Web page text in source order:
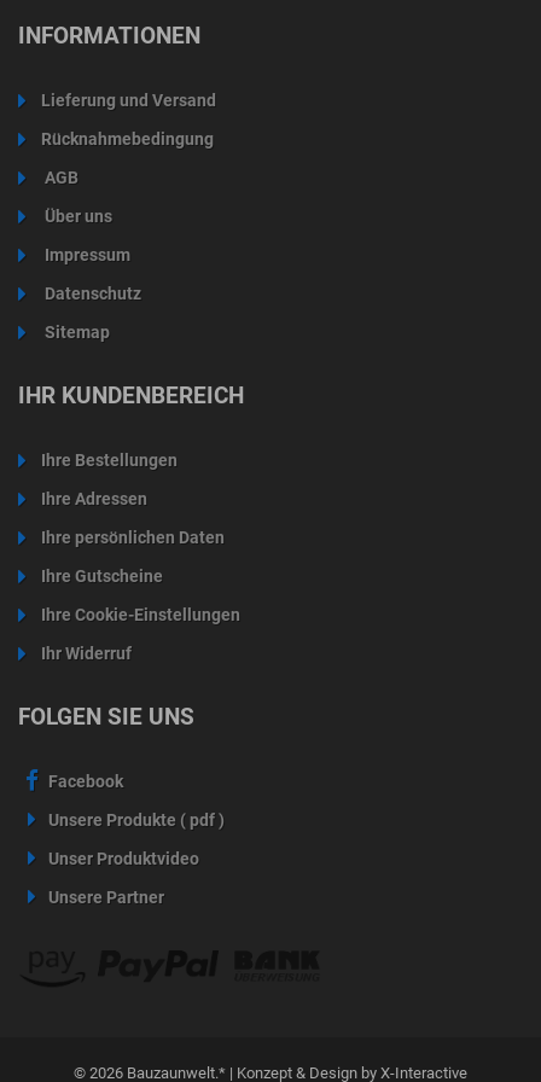
INFORMATIONEN
Lieferung und Versand
Rücknahmebedingung
AGB
Über uns
Impressum
Datenschutz
Sitemap
© 2026 Bauzaunwelt.* | Konzept & Design by X-Interactive
IHR KUNDENBEREICH
Ihre Bestellungen
Ihre Adressen
Ihre persönlichen Daten
Ihre Gutscheine
Ihre Cookie-Einstellungen
Ihr Widerruf
FOLGEN SIE UNS
Facebook
Unsere Produkte ( pdf )
Unser Produktvideo
Unsere Partner